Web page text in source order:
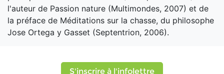
l'auteur de Passion nature (Multimondes, 2007) et de
la préface de Méditations sur la chasse, du philosophe
Jose Ortega y Gasset (Septentrion, 2006).
S'inscrire à l'infolettre